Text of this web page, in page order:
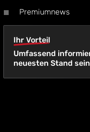
Premiumnews
Ihr Vorteil
Umfassend
neuesten Stand